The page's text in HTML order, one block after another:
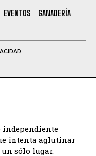
EVENTOS
GANADERÍA
independiente
intenta aglutinar
sólo lugar.